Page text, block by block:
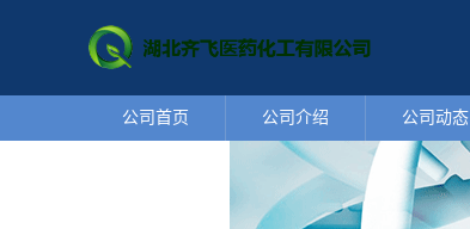
公司首页 公司介绍 公司动态